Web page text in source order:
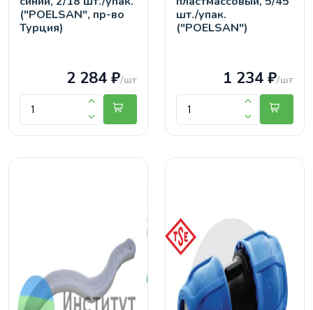
("POELSAN", пр-во
Турция)
2 284 ₽/шт
шт./упак.
("POELSAN")
1 234 ₽/шт